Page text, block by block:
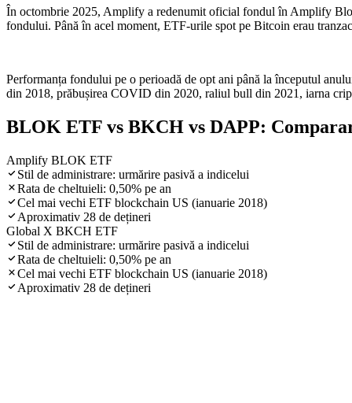
În octombrie 2025, Amplify a redenumit oficial fondul în Amplify
fondului. Până în acel moment, ETF-urile spot pe Bitcoin erau
Performanța fondului pe o perioadă de opt ani până la începutul
din 2018, prăbușirea COVID din 2020, raliul bull din 2021, iarna
BLOK ETF vs BKCH vs DAPP:
Amplify BLOK ETF
Stil de administrare: urmărire pasivă a indicelui
Rata de cheltuieli: 0,50% pe an
Cel mai vechi ETF blockchain US (ianuarie 2018)
Aproximativ 28 de dețineri
Global X BKCH ETF
Stil de administrare: urmărire pasivă a indicelui
Rata de cheltuieli: 0,50% pe an
Cel mai vechi ETF blockchain US (ianuarie 2018)
Aproximativ 28 de dețineri